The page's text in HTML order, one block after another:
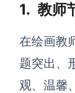
客户端、插
1. 教师
在绘画教
题突出、
观、温馨